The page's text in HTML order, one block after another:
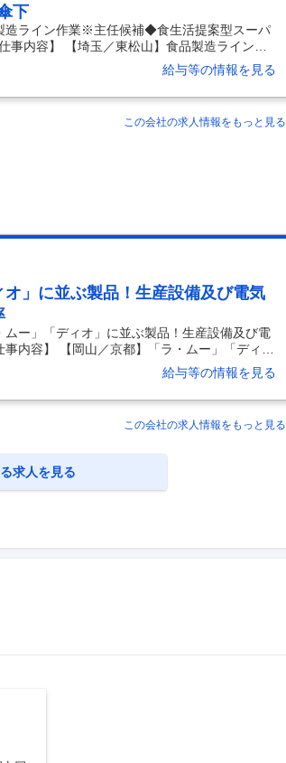
下
造ライン作業※主任候補◆食生活提案型スーパ
内容】 【埼玉／東松山】食品製造ライン作
コー）／ブルーゾーンHD傘下 【具体的な仕事
開（2026年5月）／注目の食生活提案型スーパ
益・店舗増設を達成・業績好調／マイカー通
下の業務をお任せいたします。 ■業務内容：
給与等の情報を見る
この会社の求人情報をもっと見る
」に並ぶ製品！生産設備及び電気
ー」「ディオ」に並ぶ製品！生産設備及び電
内容】 【岡山／京都】「ラ・ムー」「ディ
保守管理※高年収＆成長率◎ 【具体的な仕事内
3,000億超！創業以来連続の増収／ITを駆使
実績あり）／2035年には700店舗、売上高1兆
種電気設備の保守管理業務をお任せします。
給与等の情報を見る
この会社の求人情報をもっと見る
求人を見る